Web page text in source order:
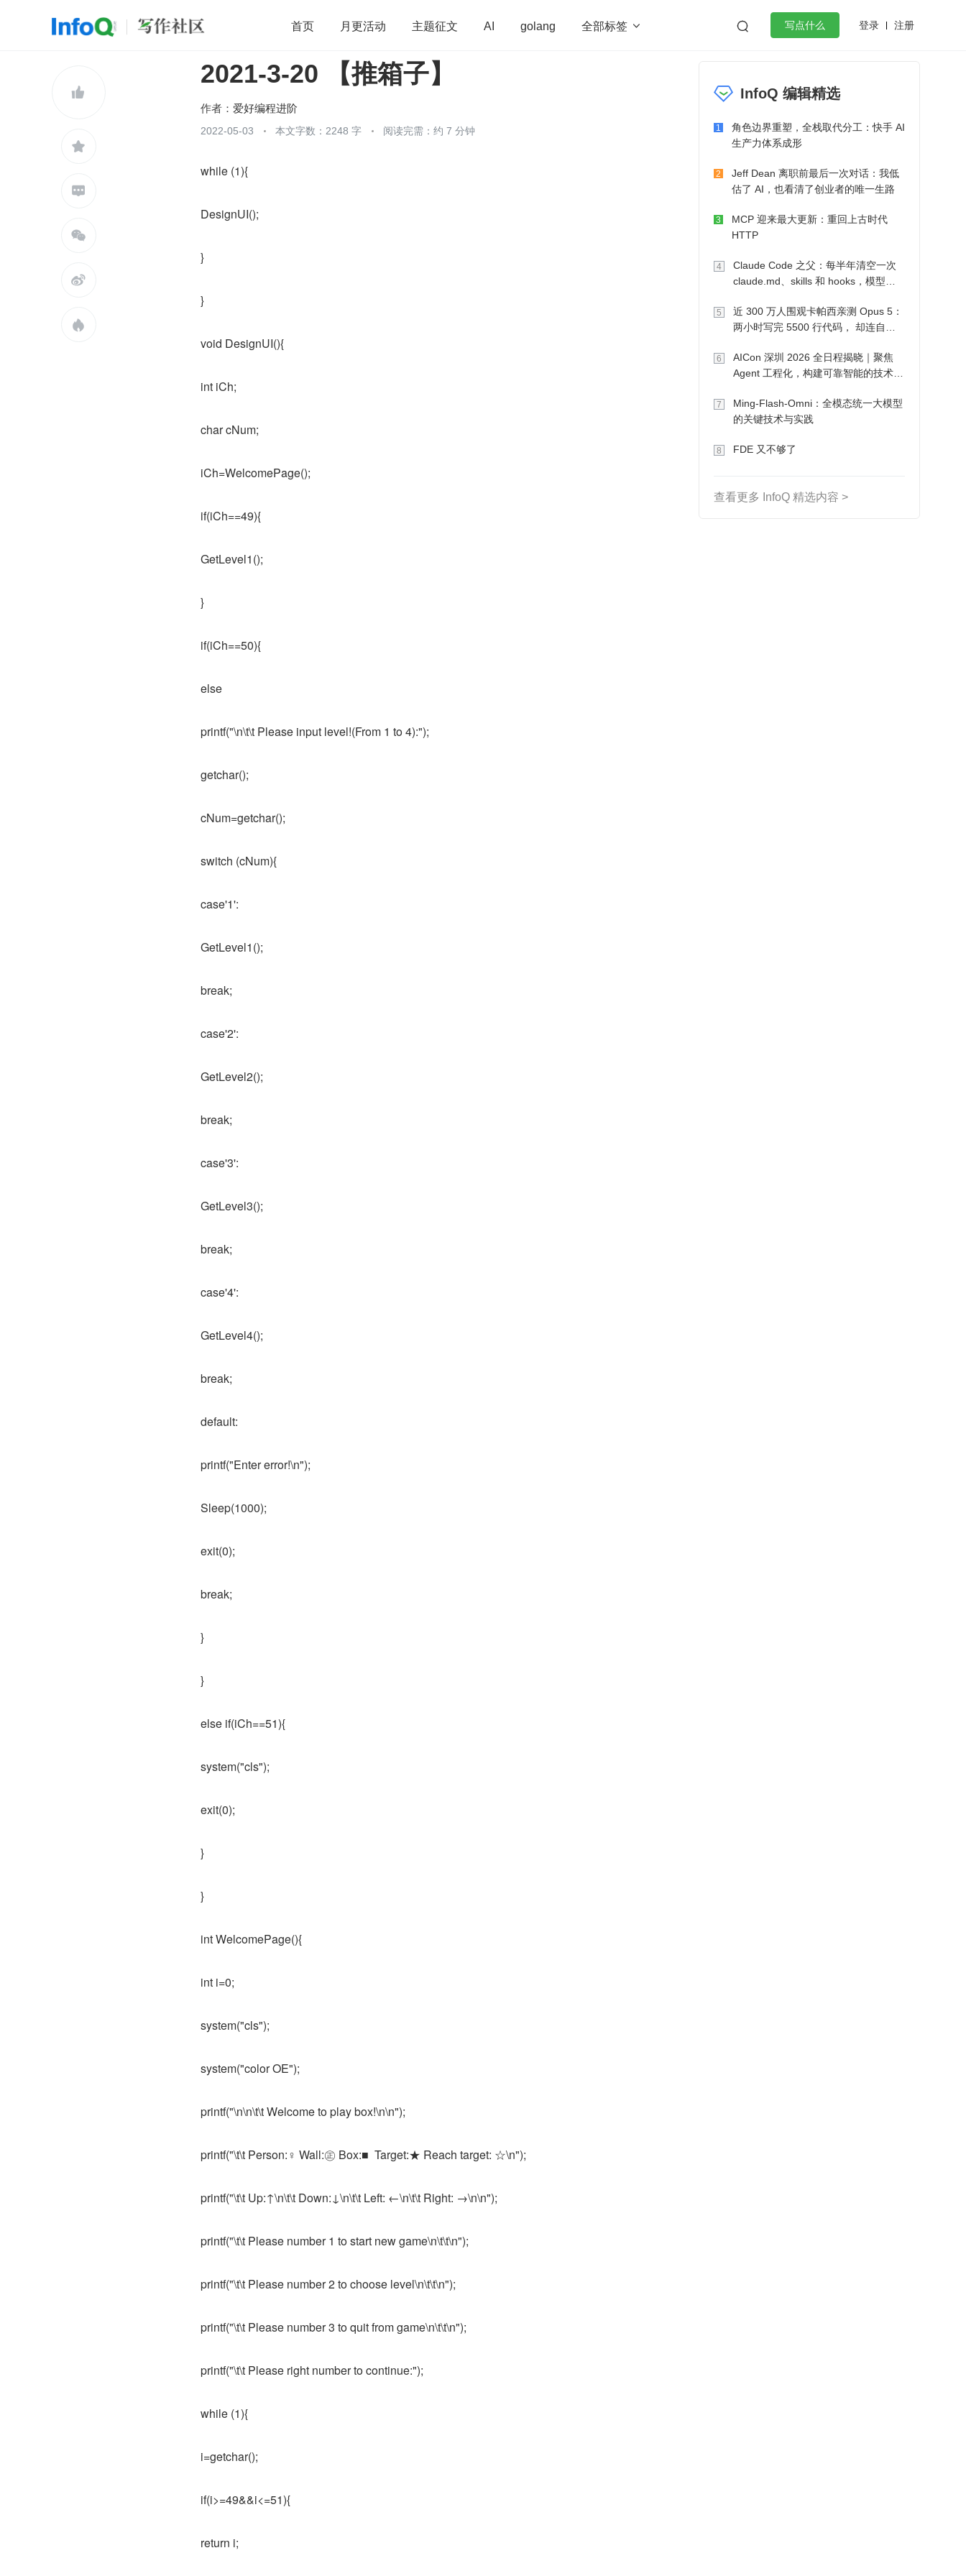
首页 月更活动 主题征文 AI golang 全部标签   写点什么 登录 注册
开源 架构 OpenHarmony 算法
前端 团队管理 微服务架构 flutter






2021-3-20 【推箱子】
作者： 爱好编程进阶
2022-05-03 本文字数：2248 字 阅读完需：约 7 分钟
while (1){
DesignUI();
}
}
void DesignUI(){
int iCh;
char cNum;
iCh=WelcomePage();
if(iCh==49){
GetLevel1();
}
if(iCh==50){
else
printf("\n\t\t Please input level!(From 1 to 4):");
getchar();
cNum=getchar();
switch (cNum){
case'1':
GetLevel1();
break;
case'2':
GetLevel2();
break;
case'3':
GetLevel3();
break;
case'4':
GetLevel4();
break;
default:
printf("Enter error!\n");
Sleep(1000);
exit(0);
break;
}
}
else if(iCh==51){
system("cls");
exit(0);
}
}
int WelcomePage(){
int i=0;
system("cls");
system("color OE");
printf("\n\n\t\t Welcome to play box!\n\n");
printf("\t\t Person:♀ Wall:㊣ Box:■  Target:★ Reach target: ☆\n");
printf("\t\t Up:↑\n\t\t Down:↓\n\t\t Left: ←\n\t\t Right: →\n\n");
printf("\t\t Please number 1 to start new game\n\t\t\n");
printf("\t\t Please number 2 to choose level\n\t\t\n");
printf("\t\t Please number 3 to quit from game\n\t\t\n");
printf("\t\t Please right number to continue:");
while (1){
i=getchar();
if(i>=49&&i<=51){
return i;
InfoQ 编辑精选
1
角色边界重塑，全栈取代分工：快手 AI
生产力体系成形
2
Jeff Dean 离职前最后一次对话：我低
估了 AI，也看清了创业者的唯一生路
3
MCP 迎来最大更新：重回上古时代
HTTP
4
Claude Code 之父：每半年清空一次
claude.md、skills 和 hooks，模型自
5
近 300 万人围观卡帕西亲测 Opus 5：
两小时写完 5500 行代码， 却连自己
6
AICon 深圳 2026 全日程揭晓｜聚焦
Agent 工程化，构建可靠智能的技术路
7
Ming-Flash-Omni：全模态统一大模型
的关键技术与实践
8 FDE 又不够了
查看更多 InfoQ 精选内容 >